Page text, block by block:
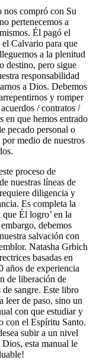
nos compró con Su
pertenecemos a
Él pagó el
el Calvario para que
a la plenitud
destino, pero sigue
responsabilidad
a Dios. Debemos
y romper
/ contratos /
en que hemos entrado
pecado personal o
por medio de nuestros
proceso de
nuestras líneas de
diligencia y
Es completa la
Él logro’ en la
debemos
salvación con
Natasha Grbich
basadas en
años de experiencia
de liberación de
de sangre. Este libro
leer de paso, sino un
con que estudiar y
con el Espíritu Santo.
subir a un nivel
esta manual le